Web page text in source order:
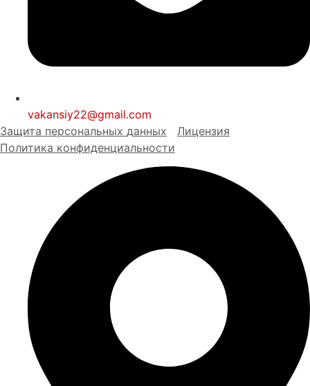
vakansiy22@gmail.com
Защита персональных данных
Лицензия
Политика конфиденциальности